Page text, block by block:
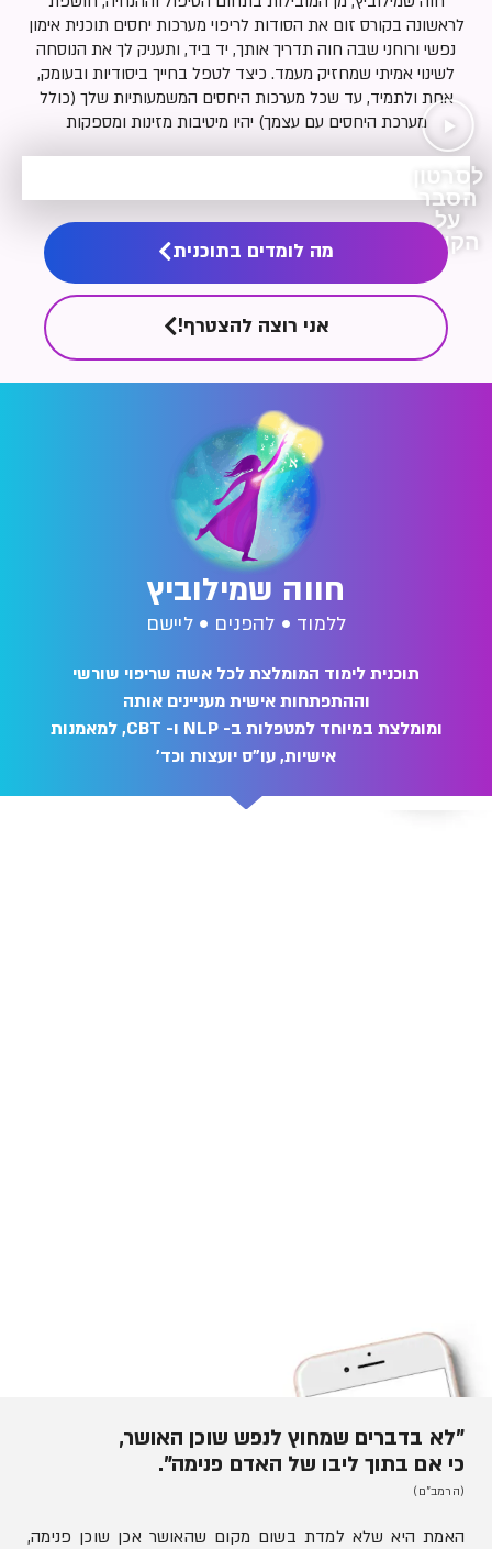
לראשונה בקורס זום את הסודות לריפוי מערכות יחסים תוכנית אימון
נפשי ורוחני שבה חוה תדריך אותך, יד ביד, ותעניק לך את הנוסחה
לשינוי אמיתי שמחזיק מעמד. כיצד לטפל בחייך ביסודיות ובעומק,
אחת ולתמיד, עד שכל מערכות היחסים המשמעותיות שלך (כולל
מערכת היחסים עם עצמך) יהיו מיטיבות מזינות ומספקות
מה לומדים בתוכנית
אני רוצה להצטרף!
חווה שמילוביץ
ללמוד • להפנים • ליישם
תוכנית לימוד המומלצת לכל אשה שריפוי שורשי
וההתפתחות אישית מעניינים אותה
ומומלצת במיוחד למטפלות ב- NLP ו- CBT, למאמנות
אישיות, עו"ס יועצות וכד'
"לא בדברים שמחוץ לנפש שוכן האושר,
כי אם בתוך ליבו של האדם פנימה".
(הרמב"ם)
האמת היא שלא למדת בשום מקום שהאושר אכן שוכן פנימה,